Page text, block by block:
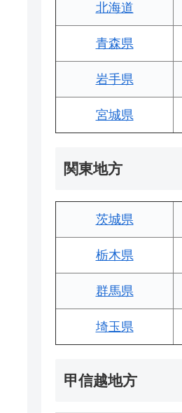
北海道
青森県
岩手県
宮城県
関東地方
茨城県
栃木県
群馬県
埼玉県
甲信越地方